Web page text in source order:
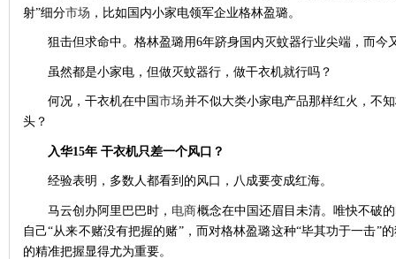
射”细分市场 ，比如国内小家电领军企业格林盈璐。
狙击但求命中。格林盈璐用6年跻身国内灭蚊器行业尖端，而今
虽然都是小家电，但做灭蚊器行，做干衣机就行吗？
何况，干衣机在中国市场并不似大类小家电产品那样红火，不
头？
入华15年 干衣机只差一个风口？
经验表明，多数人都看到的风口，八成要变成红海。
马云创办阿里巴巴时， 电商概念在中国还眉目未清。唯快不破
自己“从来不赌没有把握的赌”，而对格林盈璐这种“毕其功于一击”
的精准把握显得尤为重要。